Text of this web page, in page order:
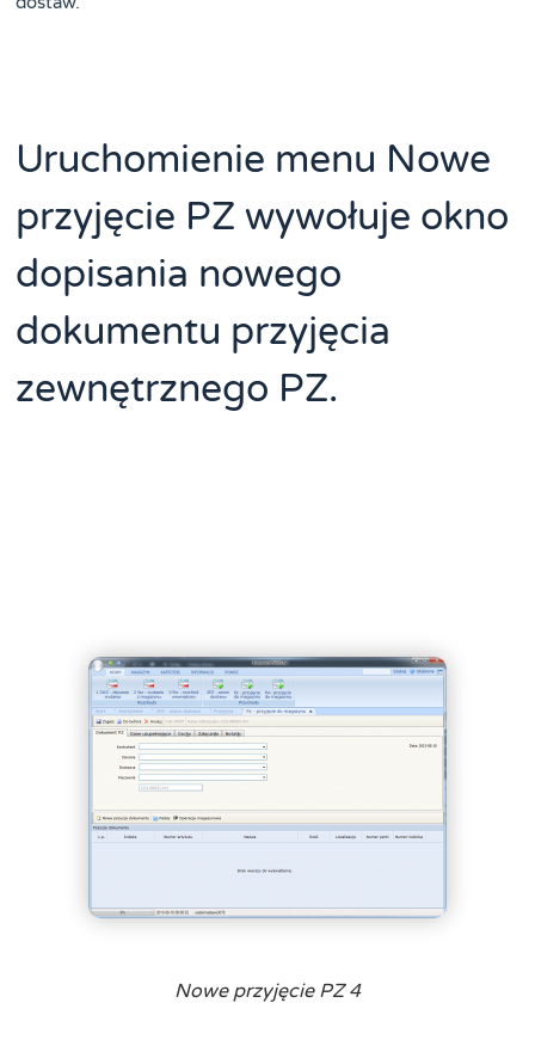
Uruchomienie menu Nowe
przyjęcie PZ wywołuje okno
dopisania nowego
dokumentu przyjęcia
zewnętrznego PZ.
Nowe przyjęcie PZ 4